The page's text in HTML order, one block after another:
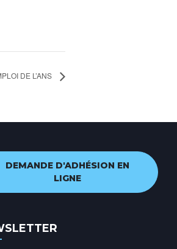
DE L’ANS
DEMANDE D'ADHÉSION EN
LIGNE